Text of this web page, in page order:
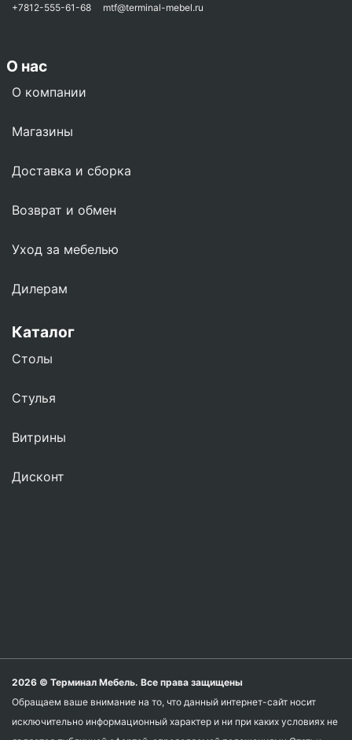
+7812-555-61-68 mtf@terminal-mebel.ru
О нас
О компании
Магазины
Доставка и сборка
Возврат и обмен
Уход за мебелью
Дилерам
Каталог
Столы
Стулья
Витрины
Дисконт
2026 © Терминал Мебель. Все права защищены
Обращаем ваше внимание на то, что данный интернет-сайт носит
исключительно информационный характер и ни при каких условиях не